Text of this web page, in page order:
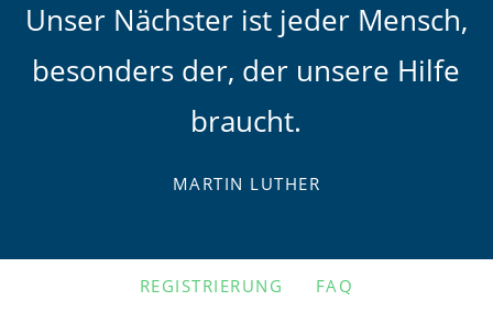
Unser Nächster ist jeder Mensch,
besonders der, der unsere Hilfe
braucht.
MARTIN LUTHER
NAVIGATION
REGISTRIERUNG FAQ